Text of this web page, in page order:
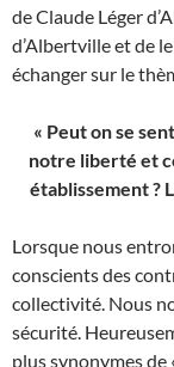
de Claude Léger
d’Albertville et de
échanger sur le
« Peut on se
notre liberté et
établissement ?
Lorsque nous
conscients des
collectivité. Nous
sécurité.
plus synonymes de